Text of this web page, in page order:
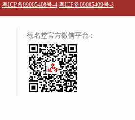
粤ICP备09005409号-4 粤ICP备09005409号-3
德名堂官方微信平台：